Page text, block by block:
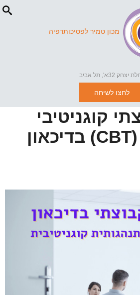
מכון טמיר לפסיכותרפיה
יצחק 32א', תל אביב
לחצו לשיחה
קוגניטיבי
התנהגותי (CBT) בדיכאון